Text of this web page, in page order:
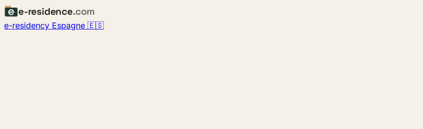
e-residence.com
e-residency Espagne 🇪🇸